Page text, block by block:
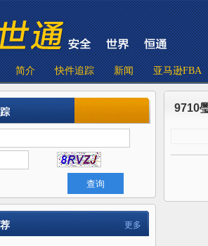
简介 快件追踪 新闻 亚马逊FBA
更多
9710